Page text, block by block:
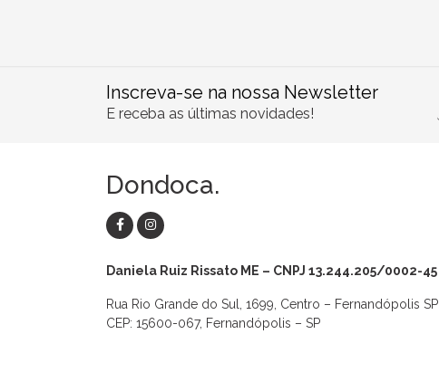
Macaquinhos Blusas Vestidos Calças
Inscreva-se na nossa Newsletter
E receba as últimas novidades!
Dondoca.
Daniela Ruiz Rissato ME – CNPJ 13.244.205/0002-45
Rua Rio Grande do Sul, 1699, Centro – Fernandópolis SP
CEP: 15600-067, Fernandópolis – SP